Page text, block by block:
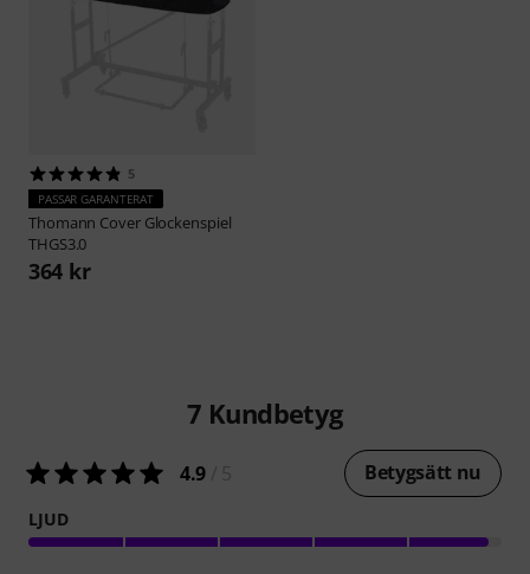
5
PASSAR GARANTERAT
Thomann Cover Glockenspiel
THGS3.0
364 kr
7 Kundbetyg
4.9 Betygsätt nu
LJUD